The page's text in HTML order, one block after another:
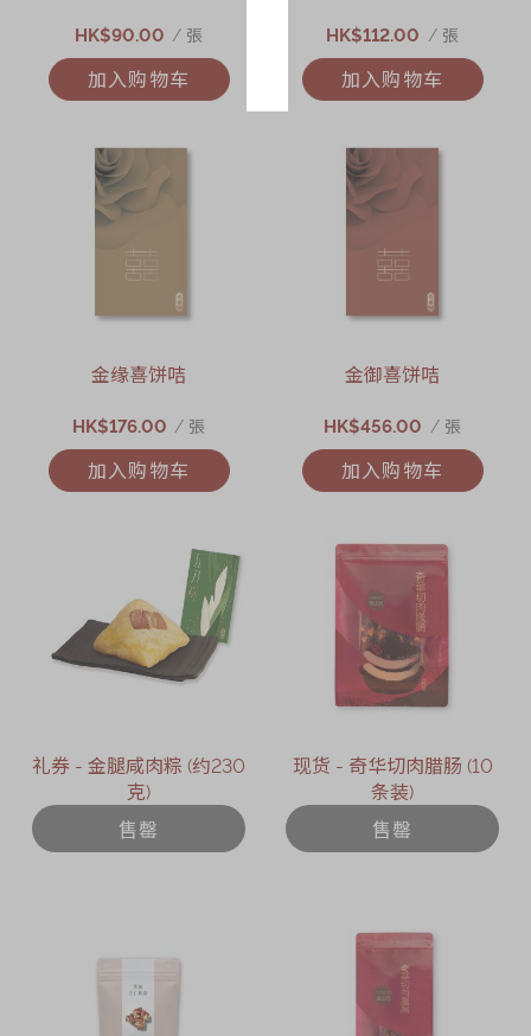
HK$90.00 / 張
加入购物车
HK$112.00 / 張
加入购物车
金缘喜饼咭
HK$176.00 / 張
加入购物车
金御喜饼咭
HK$456.00 / 張
加入购物车
礼券 - 金腿咸肉粽 (约230
克)
售罄
现货 - 奇华切肉腊肠 (10
条装)
售罄